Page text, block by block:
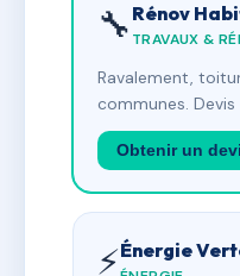
🔧 Rénov
TRAVAUX &
Ravalement,
communes.
Obtenir un
⚡Énergie